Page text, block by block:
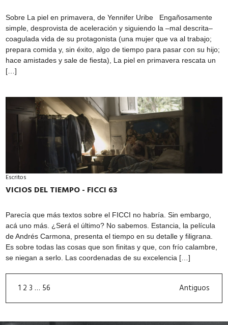
Sobre La piel en primavera, de Yennifer Uribe Engañosamente
simple, desprovista de aceleración y siguiendo la –mal descrita–
coagulada vida de su protagonista (una mujer que va al trabajo;
prepara comida y, sin éxito, algo de tiempo para pasar con su hijo;
hace amistades y sale de fiesta), La piel en primavera rescata un
[…]
Escritos
VICIOS DEL TIEMPO - FICCI 63
Parecía que más textos sobre el FICCI no habría. Sin embargo,
acá uno más. ¿Será el último? No sabemos. Estancia, la película
de Andrés Carmona, presenta el tiempo en su detalle y filigrana.
Es sobre todas las cosas que son finitas y que, con frío calambre,
se niegan a serlo. Las coordenadas de su excelencia […]
1 2 3 … 56 Antiguos